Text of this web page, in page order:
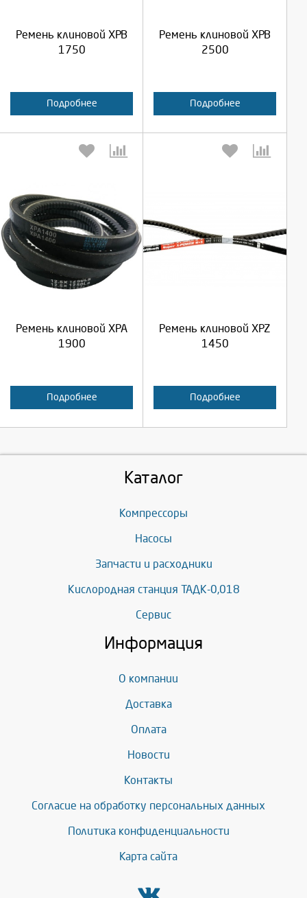
Ремень клиновой XPB
1750
Подробнее
Отмена
Ремень клиновой XPB
2500
Подробнее
Отмена
Ремень клиновой XPA
1900
Подробнее
Выберите количество:
Отмена
Ремень клиновой XPZ
1450
Подробнее
Выберите количество:
Отмена
Каталог
Компрессоры
Насосы
Запчасти и расходники
Кислородная станция ТАДК-0,018
Сервис
Информация
О компании
Доставка
Оплата
Новости
Контакты
Согласие на обработку персональных данных
Политика конфиденциальности
Карта сайта